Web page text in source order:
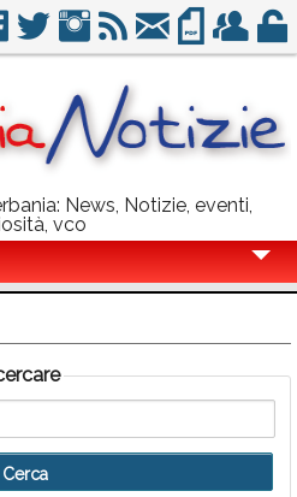
News, Notizie, eventi,
vco